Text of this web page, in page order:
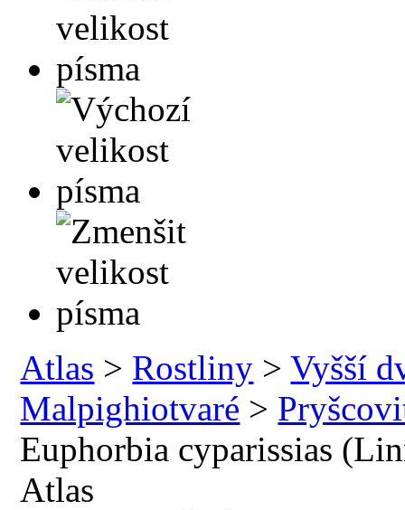
Atlas > Rostliny >Vyšší
Malpighiotvaré >
Euphorbia cyparissias
Atlas